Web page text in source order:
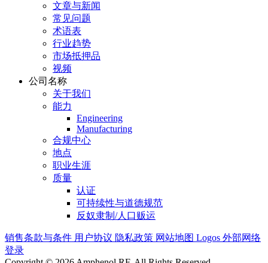
文章与新闻
常见问题
术语表
行业趋势
市场抵押品
视频
公司名称
关于我们
能力
Engineering
Manufacturing
合规中心
地点
职业生涯
质量
认证
可持续性与道德规范
反奴隶制/人口贩运
销售条款与条件 用户协议 隐私政策 网站地图 Logos 外部网络
登录